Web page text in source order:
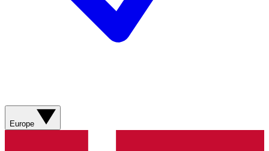
Europe